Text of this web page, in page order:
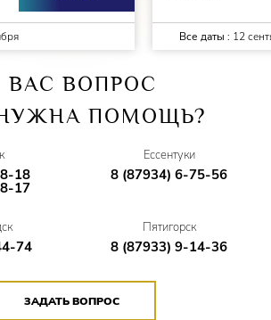
Все даты : 12
ВАС ВОПРОС
ПОМОЩЬ?
18
17
Ессентуки
8 (87934) 6-75-56
74
Пятигорск
8 (87933) 9-14-36
ЗАДАТЬ ВОПРОС